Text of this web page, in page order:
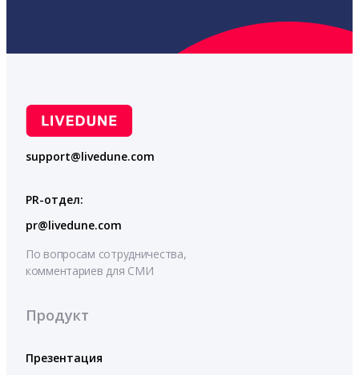
support@livedune.com
PR-отдел:
pr@livedune.com
По вопросам сотрудничества,
комментариев для СМИ
Продукт
Презентация